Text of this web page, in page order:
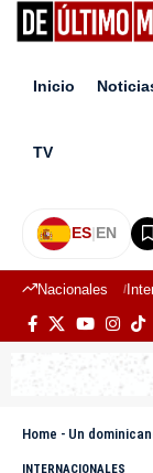
Inicio
TV
ES|EN
Nacionales
Home - Un dominicano
INTERNACIONALES